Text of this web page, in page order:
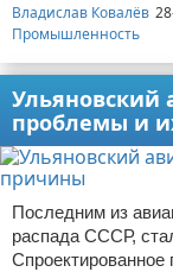
Владислав Ковалёв
Промышленность
Ульяновский
проблемы и
Последним из
распада СССР,